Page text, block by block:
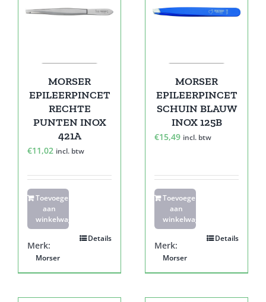
MORSER
EPILEERPINCET
RECHTE
PUNTEN INOX
421A
€11,02 incl. btw
Toevoegen
aan
winkelwagen
Details
Merk:
Morser
MORSER
EPILEERPINCET
SCHUIN BLAUW
INOX 125B
€15,49 incl. btw
Toevoegen
aan
winkelwagen
Details
Merk:
Morser